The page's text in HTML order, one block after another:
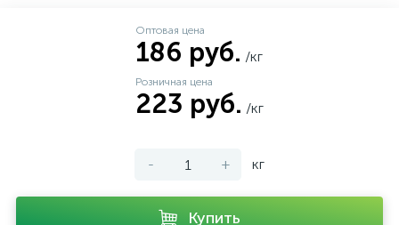
Оптовая цена
186 руб. /кг
Розничная цена
223 руб. /кг
- + кг
Купить